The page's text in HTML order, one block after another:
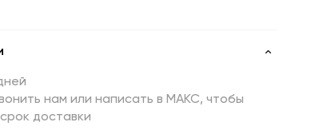
нам или написать в МАКС, чтобы
доставки